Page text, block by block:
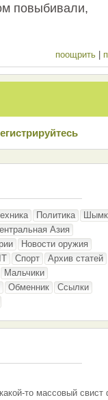
повыбивали,
поощрить |
Политика
Азия
Новости оружия
IT Спорт
Архив статей
Мальчики
Обменник
Ссылки
то массовый свист